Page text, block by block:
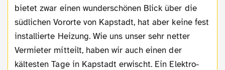
bietet zwar einen wunderschönen Blick über die
südlichen Vororte von Kapstadt, hat aber keine fest
installierte Heizung. Wie uns unser sehr netter
Vermieter mitteilt, haben wir auch einen der
kältesten Tage in Kapstadt erwischt. Ein Elektro-